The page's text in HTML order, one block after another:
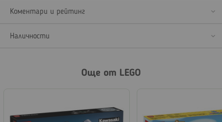
Коментари и рейтинг
Наличности
Още от LEGO